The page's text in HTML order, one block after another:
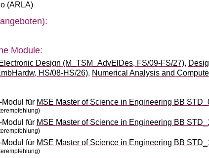
(ARLA)
Module:
Design (M_TSM_AdvElDes, FS/09-FS/27),
HS/08-HS/26), Numerical Analysis and
für MSE Master of Science in Engineering BB
für MSE Master of Science in Engineering BB
für MSE Master of Science in Engineering BB